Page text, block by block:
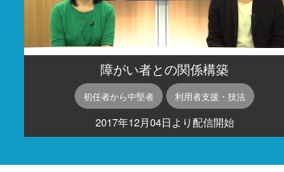
障がい者との関係構築
初任者から中堅者 利用者支援・技法
2017年12月04日より配信開始